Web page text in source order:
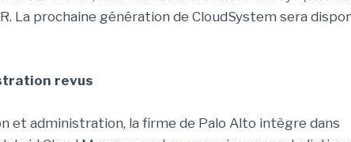
La prochaine génération de CloudSystem sera
revus
et administration, la firme de Palo Alto intègre dans